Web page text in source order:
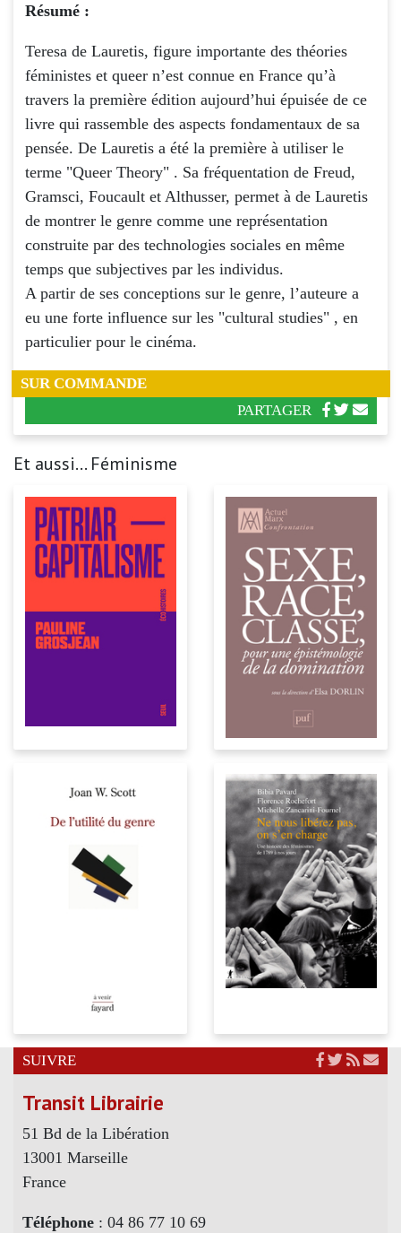
Résumé :
Teresa de Lauretis, figure importante des théories
féministes et queer n’est connue en France qu’à
travers la première édition aujourd’hui épuisée de ce
livre qui rassemble des aspects fondamentaux de sa
pensée. De Lauretis a été la première à utiliser le
terme "Queer Theory" . Sa fréquentation de Freud,
Gramsci, Foucault et Althusser, permet à de Lauretis
de montrer le genre comme une représentation
construite par des technologies sociales en même
temps que subjectives par les individus.
A partir de ses conceptions sur le genre, l’auteure a
eu une forte influence sur les "cultural studies" , en
particulier pour le cinéma.
SUR COMMANDE
PARTAGER
Et aussi... Féminisme
SUIVRE
Transit Librairie
51 Bd de la Libération
13001 Marseille
France
Téléphone : 04 86 77 10 69